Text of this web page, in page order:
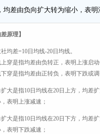
均差由负向扩大转为缩小，表
差原理】
均差=10日均线-20日均线。
穿是指均差由负转正，表明上涨启动
穿是指均差由正转负，表明下跌或调
大是指10日均线在20日上方，均差
表明上涨减速；
大是指10日均线在20日下方，均差
表明下跌减速；